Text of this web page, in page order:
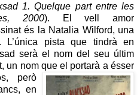
1. Quelque part entre les
2000). El vell amor
és la Natalia Wilford, una
L’única pista que tindrà en
serà el nom del seu últim
un nom que el portarà a ésser
però
en